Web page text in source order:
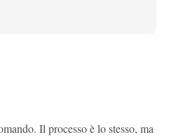
Il processo è lo stesso, ma